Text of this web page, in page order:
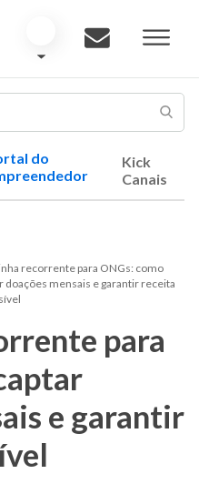
do
Kick
Canais
recorrente para ONGs: como
doações mensais e garantir receita
para
e garantir